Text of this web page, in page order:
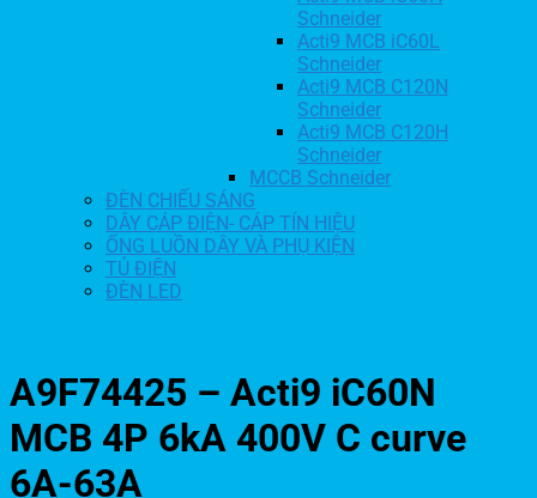
Schneider
Acti9 MCB iC60L
Schneider
Acti9 MCB C120N
Schneider
Acti9 MCB C120H
Schneider
MCCB Schneider
ĐÈN CHIẾU SÁNG
DÂY CÁP ĐIỆN- CÁP TÍN HIỆU
ỐNG LUỒN DÂY VÀ PHỤ KIỆN
TỦ ĐIỆN
ĐÈN LED
A9F74425 – Acti9 iC60N
MCB 4P 6kA 400V C curve
6A-63A